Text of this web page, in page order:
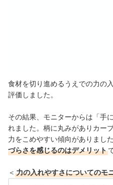
食材を切り進めるうえでの力の
評価しました。
その結果、モニターからは「手
れました。柄に丸みがありカー
力をこめやすい傾向がありまし
づらさを感じるのはデメリット
＜ 力の入れやすさについてのモ